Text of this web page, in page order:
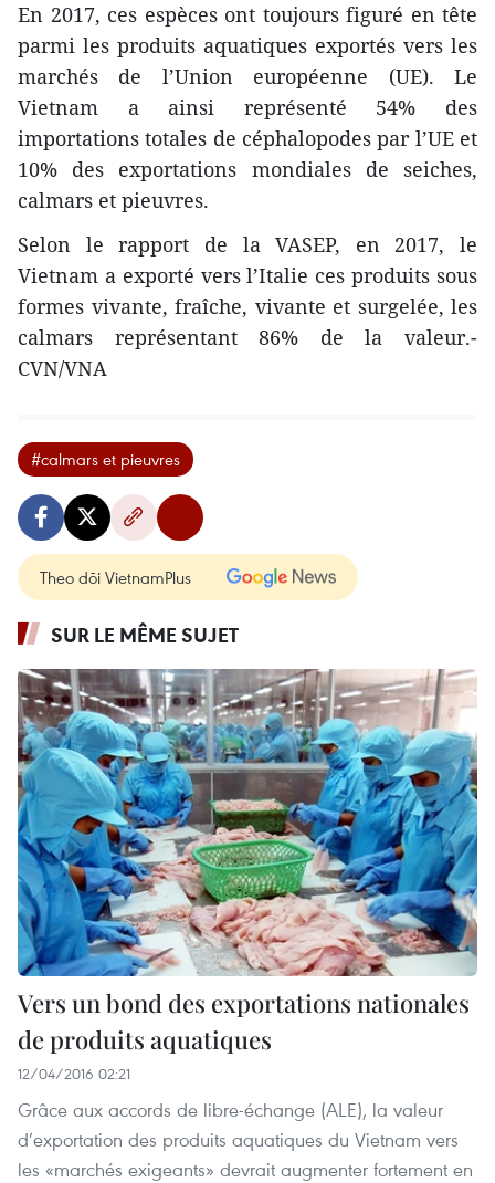
En 2017, ces espèces ont toujours figuré en tête
parmi les produits aquatiques exportés vers les
marchés de l’Union européenne (UE). Le
Vietnam a ainsi représenté 54% des
importations totales de céphalopodes par l’UE et
10% des exportations mondiales de seiches,
calmars et pieuvres.
Selon le rapport de la VASEP, en 2017, le
Vietnam a exporté vers l’Italie ces produits sous
formes vivante, fraîche, vivante et surgelée, les
calmars représentant 86% de la valeur.-
CVN/VNA
#calmars et pieuvres
Theo dõi VietnamPlus
SUR LE MÊME SUJET
Vers un bond des exportations nationales
de produits aquatiques
12/04/2016 02:21
Grâce aux accords de libre-échange (ALE), la valeur
d’exportation des produits aquatiques du Vietnam vers
les «marchés exigeants» devrait augmenter fortement en